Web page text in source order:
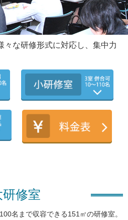
々な研修形式に対応し、集中力
研修室
名まで収容できる151㎡の研修室。